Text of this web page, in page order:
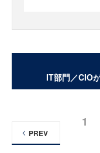
IT部門／CIO
1
PREV